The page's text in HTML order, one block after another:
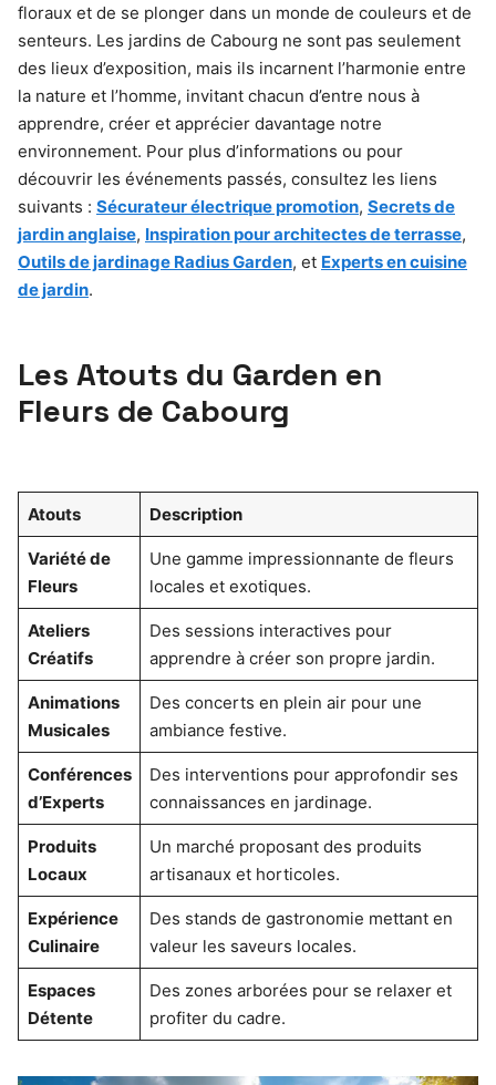
floraux et de se plonger dans un monde de couleurs et de
senteurs. Les jardins de Cabourg ne sont pas seulement
des lieux d’exposition, mais ils incarnent l’harmonie entre
la nature et l’homme, invitant chacun d’entre nous à
apprendre, créer et apprécier davantage notre
environnement. Pour plus d’informations ou pour
découvrir les événements passés, consultez les liens
suivants : Sécurateur électrique promotion, Secrets de
jardin anglaise, Inspiration pour architectes de terrasse,
Outils de jardinage Radius Garden, et Experts en cuisine
de jardin.
Les Atouts du Garden en
Fleurs de Cabourg
Atouts Description
Variété de
Fleurs
Une gamme impressionnante de fleurs
locales et exotiques.
Ateliers
Créatifs
Des sessions interactives pour
apprendre à créer son propre jardin.
Animations
Musicales
Des concerts en plein air pour une
ambiance festive.
Conférences
d’Experts
Des interventions pour approfondir ses
connaissances en jardinage.
Produits
Locaux
Un marché proposant des produits
artisanaux et horticoles.
Expérience
Culinaire
Des stands de gastronomie mettant en
valeur les saveurs locales.
Espaces
Détente
Des zones arborées pour se relaxer et
profiter du cadre.